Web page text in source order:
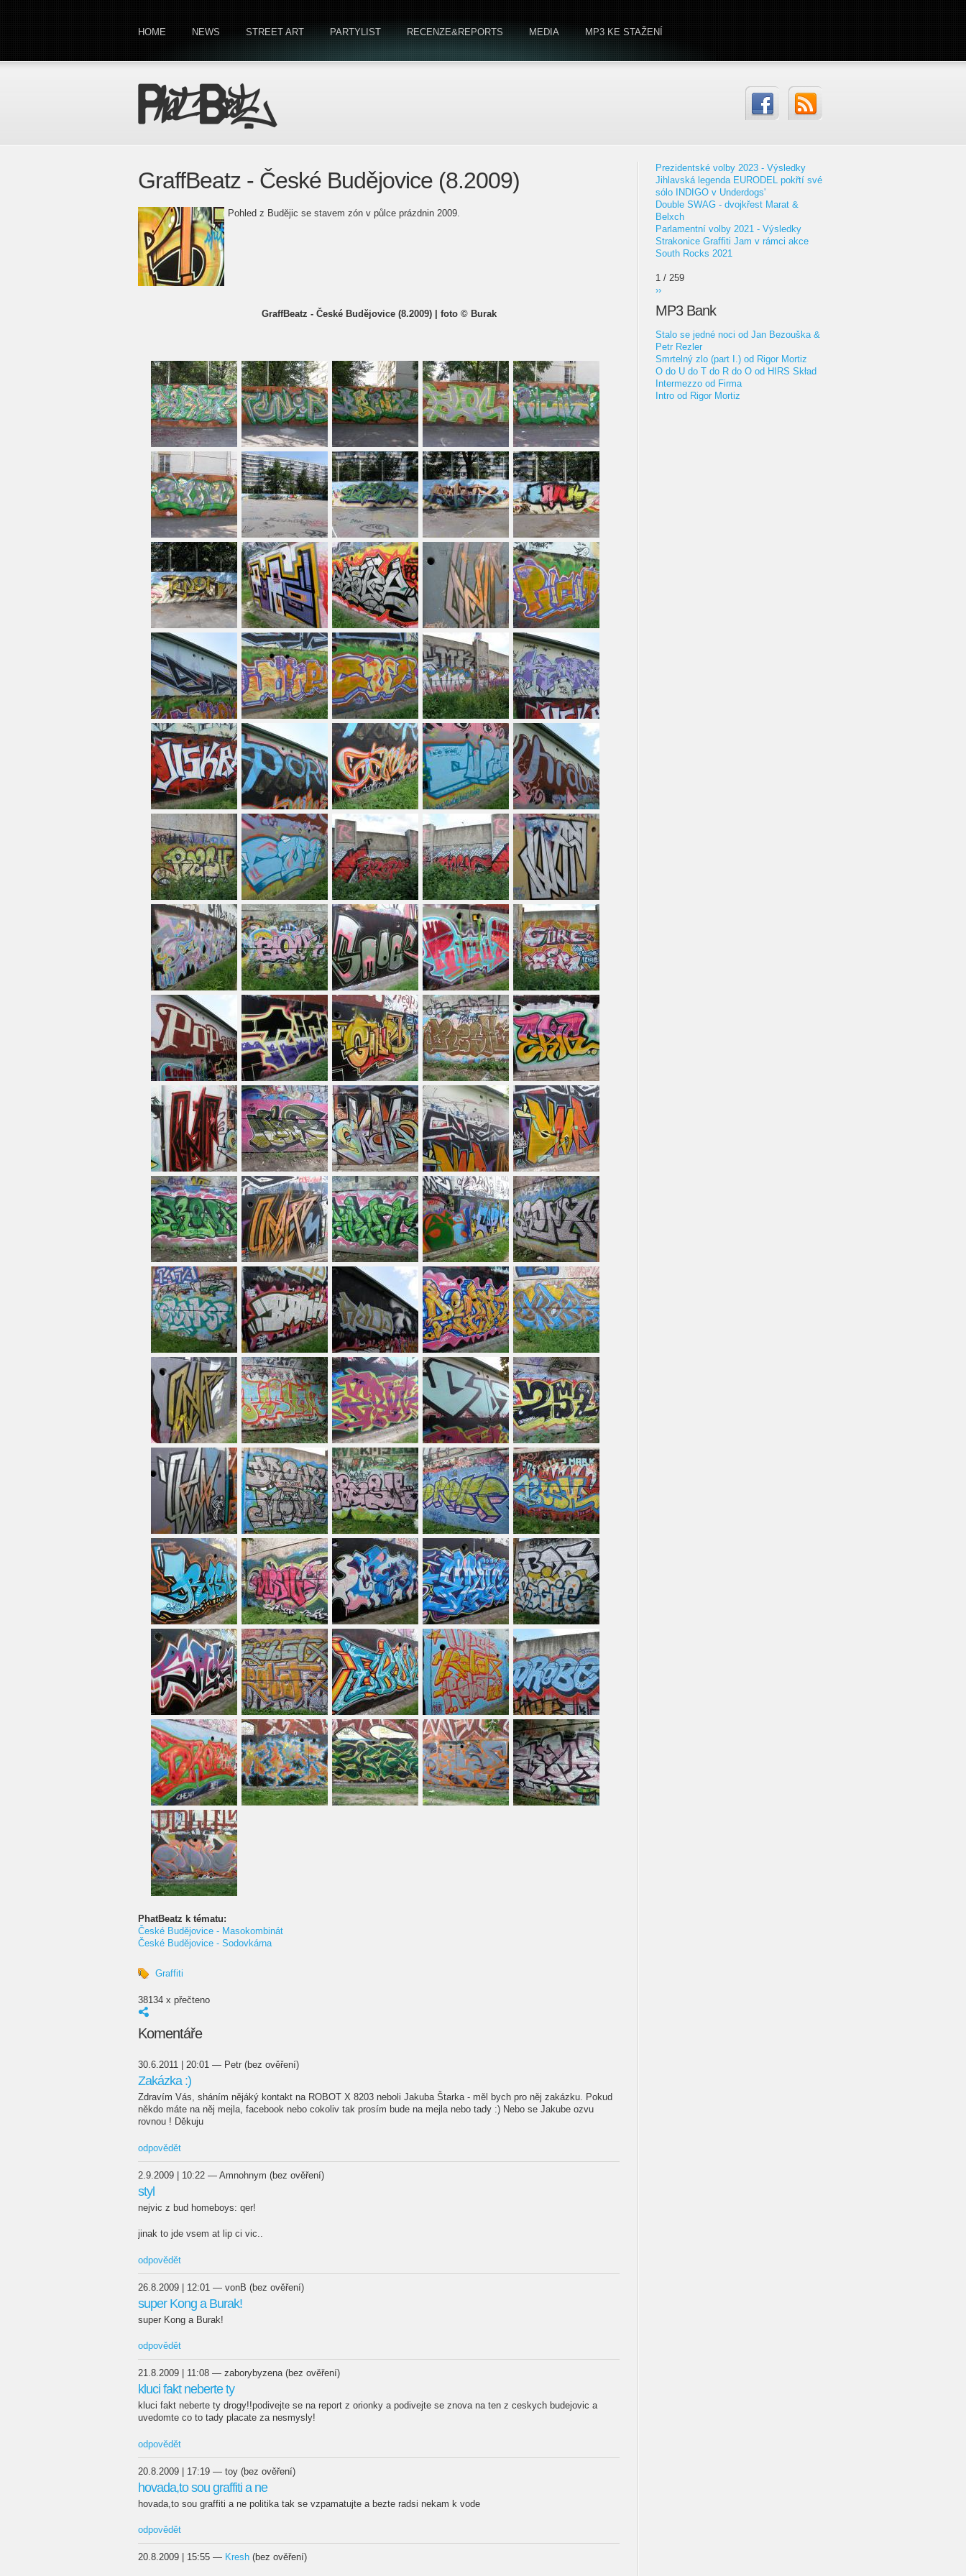
HOME NEWS STREET ART PARTYLIST RECENZE&REPORTS MEDIA MP3 KE STAŽENÍ
GraffBeatz - České Budějovice (8.2009)
Pohled z Budějic se stavem zón v půlce prázdnin 2009.
GraffBeatz - České Budějovice (8.2009) | foto © Burak
PhatBeatz k tématu:
České Budějovice - Masokombinát
České Budějovice - Sodovkárna
Graffiti
38134 x přečteno
Komentáře
30.6.2011 | 20:01 — Petr (bez ověření)
Zakázka :)
Zdravím Vás, sháním nějáký kontakt na ROBOT X 8203 neboli Jakuba Štarka - měl bych pro něj zakázku. Pokud
někdo máte na něj mejla, facebook nebo cokoliv tak prosím bude na mejla nebo tady :) Nebo se Jakube ozvu
rovnou ! Děkuju
odpovědět
2.9.2009 | 10:22 — Amnohnym (bez ověření)
styl
nejvic z bud homeboys: qer!
jinak to jde vsem at lip ci vic..
odpovědět
26.8.2009 | 12:01 — vonB (bez ověření)
super Kong a Burak!
super Kong a Burak!
odpovědět
21.8.2009 | 11:08 — zaborybyzena (bez ověření)
kluci fakt neberte ty
kluci fakt neberte ty drogy!!podivejte se na report z orionky a podivejte se znova na ten z ceskych budejovic a
uvedomte co to tady placate za nesmysly!
odpovědět
20.8.2009 | 17:19 — toy (bez ověření)
hovada,to sou graffiti a ne
hovada,to sou graffiti a ne politika tak se vzpamatujte a bezte radsi nekam k vode
odpovědět
20.8.2009 | 15:55 — Kresh (bez ověření)
Prezidentské volby 2023 - Výsledky
Jihlavská legenda EURODEL pokřtí své
sólo INDIGO v Underdogs'
Double SWAG - dvojkřest Marat &
Belxch
Parlamentní volby 2021 - Výsledky
Strakonice Graffiti Jam v rámci akce
South Rocks 2021
1 / 259
››
MP3 Bank
Stalo se jedné noci od Jan Bezouška &
Petr Rezler
Smrtelný zlo (part I.) od Rigor Mortiz
O do U do T do R do O od HIRS Skład
Intermezzo od Firma
Intro od Rigor Mortiz